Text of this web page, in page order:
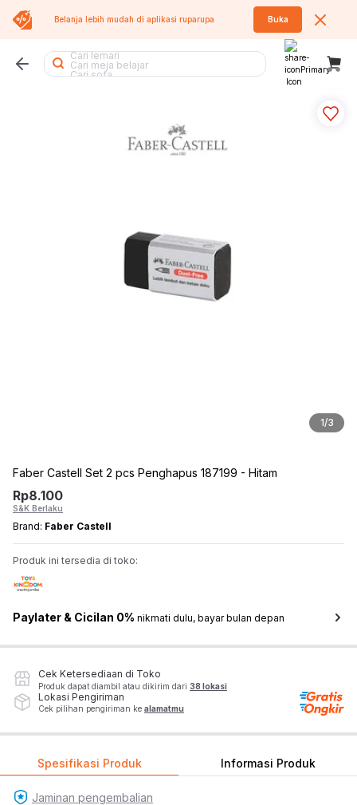
Belanja lebih mudah di aplikasi ruparupa Buka
Cari rak
Cari meja belajar
Cari sofa
Cari kursi
Cari kursi kantor
Cari meja makan
Cari tempat sampah
Cari kipas angin
Cari lemari pakaian
1/3
Faber Castell Set 2 pcs Penghapus 187199 - Hitam
Rp8.100
S&K Berlaku
Brand: Faber Castell
Produk ini tersedia di toko:
Paylater & Cicilan 0% nikmati dulu, bayar bulan depan
Cek Ketersediaan di Toko
Produk dapat diambil atau dikirim dari 38 lokasi
Lokasi Pengiriman
Cek pilihan pengiriman ke alamatmu
Spesifikasi Produk Informasi Produk
Jaminan pengembalian